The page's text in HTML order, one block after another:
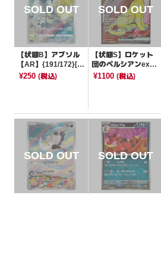
【状態B】アブソル
【AR】{191/172}[S
12a]
¥250 (税込)
【状態S】ロケット
団のペルシアンex
【SR】{118/098}[S
¥1100(税込)